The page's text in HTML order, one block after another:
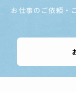
お仕事のご依頼・